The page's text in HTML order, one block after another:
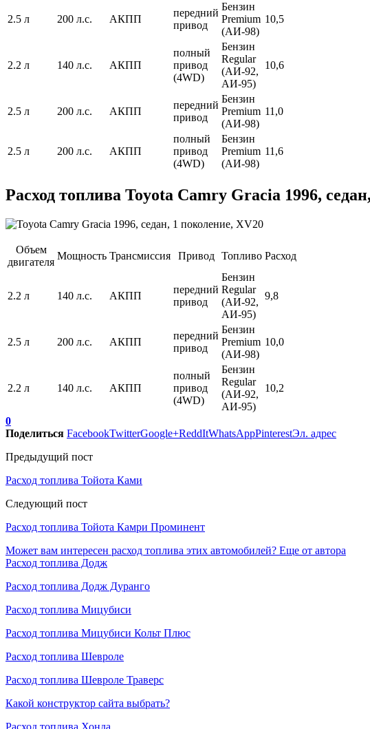
2.5 л 200 л.с. АКПП
передний
привод
Бензин
Premium
(АИ-98)
10,5
2.2 л 140 л.с. АКПП
полный
привод
(4WD)
Бензин
Regular
(АИ-92,
АИ-95)
10,6
2.5 л 200 л.с. АКПП
передний
привод
Бензин
Premium
(АИ-98)
11,0
2.5 л 200 л.с. АКПП
полный
привод
(4WD)
Бензин
Premium
(АИ-98)
11,6
Расход топлива Toyota Camry Gracia 1996,
Объем
двигателя
Мощность Трансмиссия Привод Топливо Расход
2.2 л 140 л.с. АКПП
передний
привод
Бензин
Regular
(АИ-92,
АИ-95)
9,8
2.5 л 200 л.с. АКПП
передний
привод
Бензин
Premium
(АИ-98)
10,0
2.2 л 140 л.с. АКПП
полный
привод
(4WD)
Бензин
Regular
(АИ-92,
АИ-95)
10,2
0
Поделиться FacebookTwitterGoogle+ReddItWhatsAppPinterestЭл. адрес
Предыдущий пост
Расход топлива Тойота Ками
Следующий пост
Расход топлива Тойота Камри Проминент
Может вам интересен расход топлива этих автомобилей? Еще от автора
Расход топлива Додж
Расход топлива Додж Дуранго
Расход топлива Мицубиси
Расход топлива Мицубиси Кольт Плюс
Расход топлива Шевроле
Расход топлива Шевроле Траверс
Какой конструктор сайта выбрать?